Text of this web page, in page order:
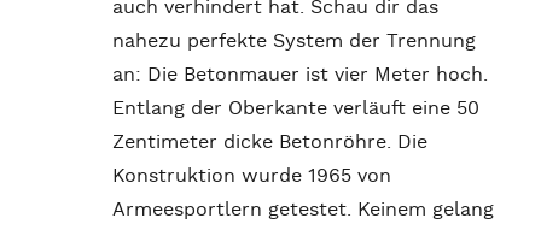
auch verhindert hat. Schau dir das
nahezu perfekte System der Trennung
an: Die Betonmauer ist vier Meter hoch.
Entlang der Oberkante verläuft eine 50
Zentimeter dicke Betonröhre. Die
Konstruktion wurde 1965 von
Armeesportlern getestet. Keinem gelang